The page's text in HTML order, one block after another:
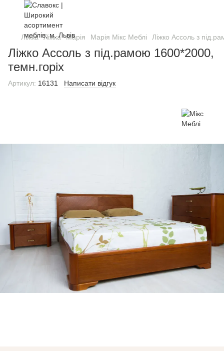
Ліжка Ліжка Марія Марія Мікс Меблі Ліжко Ассоль з
Ліжко Ассоль з під.рамою 1600*2000,
темн.горіх
Артикул: 16131 Написати відгук